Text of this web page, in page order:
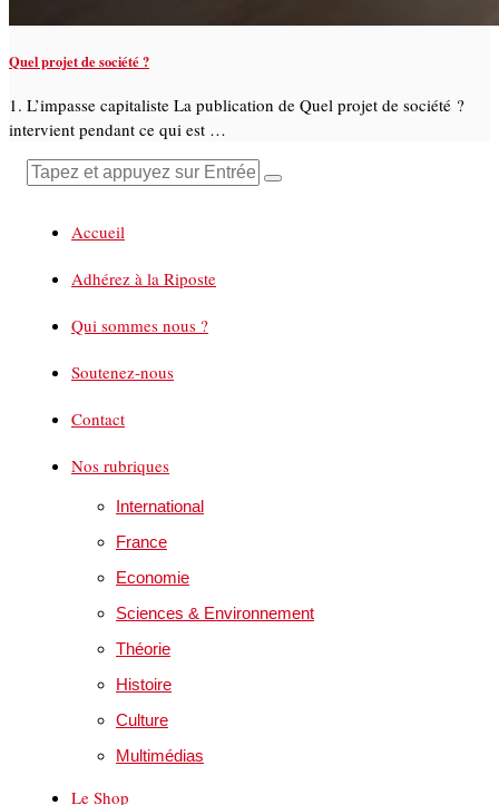
Quel projet de société ?
1. L’impasse capitaliste La publication de Quel projet de société ?
intervient pendant ce qui est …
Accueil
Adhérez à la Riposte
Qui sommes nous ?
Soutenez-nous
Contact
Nos rubriques
International
France
Economie
Sciences & Environnement
Théorie
Histoire
Culture
Multimédias
Le Shop